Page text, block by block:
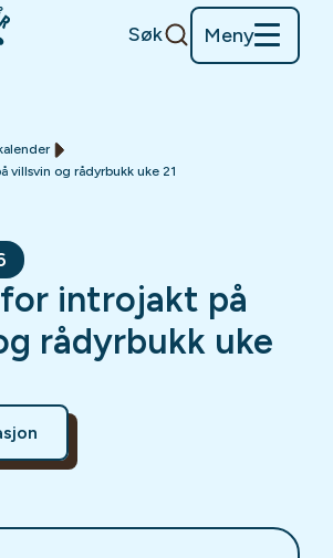
Søk Meny
villsvin og rådyrbukk uke 21
introjakt på
rådyrbukk uke